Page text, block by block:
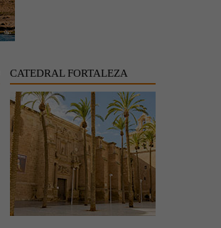
CATEDRAL FORTALEZA